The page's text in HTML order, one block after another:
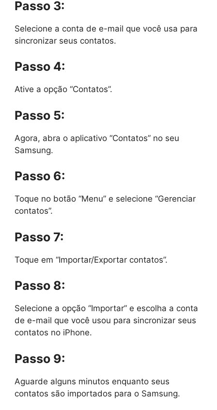
Passo 3:
Selecione a conta de e-mail que você usa para
sincronizar seus contatos.
Passo 4:
Ative a opção “Contatos”.
Passo 5:
Agora, abra o aplicativo “Contatos” no seu
Samsung.
Passo 6:
Toque no botão “Menu” e selecione “Gerenciar
contatos”.
Passo 7:
Toque em “Importar/Exportar contatos”.
Passo 8:
Selecione a opção “Importar” e escolha a conta
de e-mail que você usou para sincronizar seus
contatos no iPhone.
Passo 9:
Aguarde alguns minutos enquanto seus
contatos são importados para o Samsung.